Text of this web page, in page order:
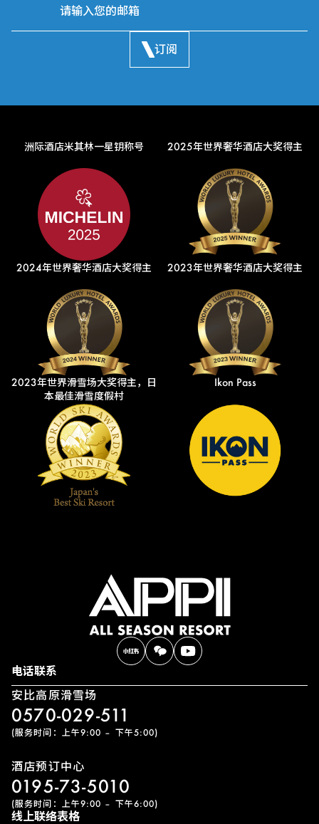
订阅
洲际酒店米其林一星钥称号 2025年世界奢华酒店大奖得主
2024年世界奢华酒店大奖得主 2023年世界奢华酒店大奖得主
2023年世界滑雪场大奖得主，日
本最佳滑雪度假村
Ikon Pass
电话联系
安比高原滑雪场
0570-029-511
(服务时间：上午9:00 – 下午5:00)
酒店预订中心
0195-73-5010
(服务时间：上午9:00 – 下午6:00)
线上联络表格